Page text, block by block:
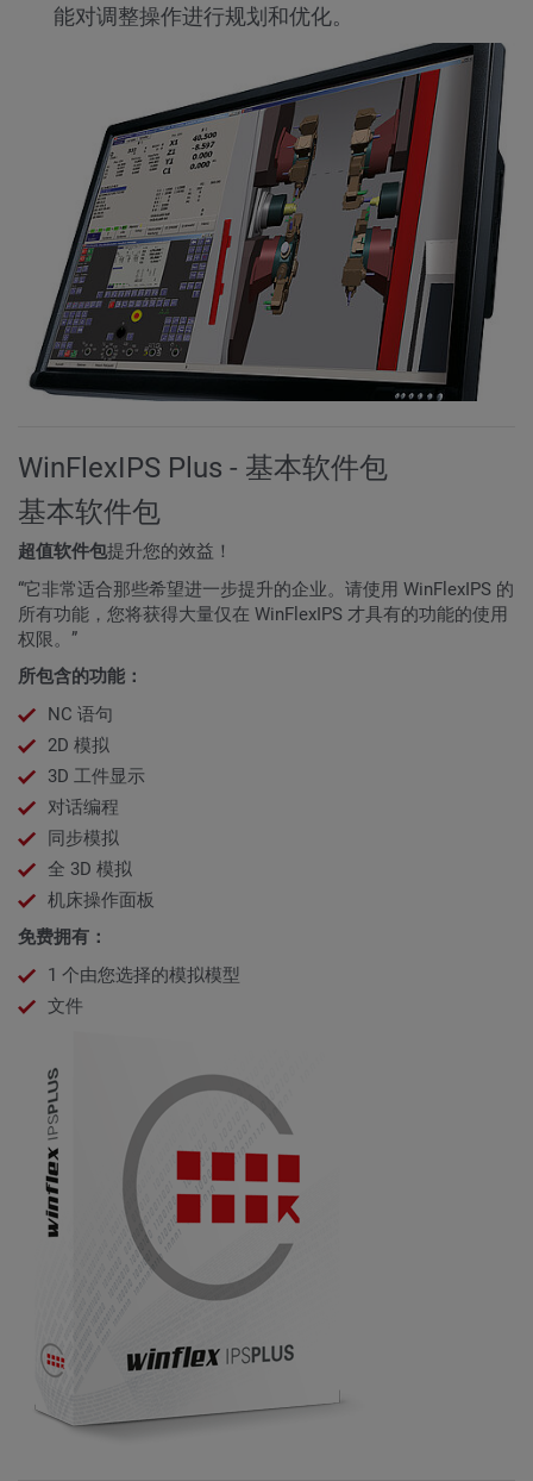
能对调整操作进行规划和优化。
WinFlexIPS Plus - 基本软件包
基本软件包
超值软件包提升您的效益！
“它非常适合那些希望进一步提升的企业。请使用 WinFlexIPS 的
所有功能，您将获得大量仅在 WinFlexIPS 才具有的功能的使用
权限。”
所包含的功能：
NC 语句
2D 模拟
3D 工件显示
对话编程
同步模拟
全 3D 模拟
机床操作面板
免费拥有：
1 个由您选择的模拟模型
文件